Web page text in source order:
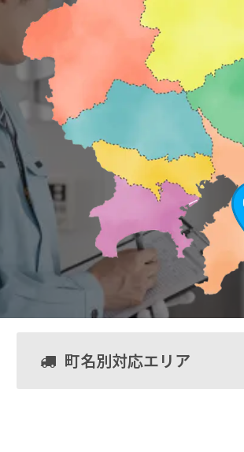
町名別対応エリア